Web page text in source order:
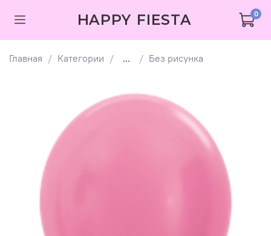
HAPPY FIESTA 0
Главная Категории ... Без рисунка